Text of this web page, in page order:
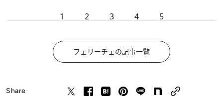
1 2 3 4 5
フェリーチェの記事一覧
Share